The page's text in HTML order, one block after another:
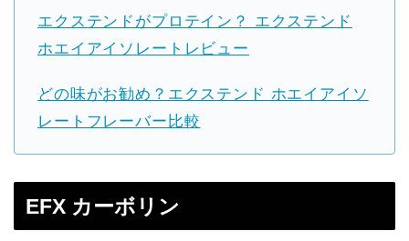
エクステンドがプロテイン？ エクステンド
ホエイアイソレートレビュー
どの味がお勧め？エクステンド ホエイアイソ
レートフレーバー比較
EFX カーボリン